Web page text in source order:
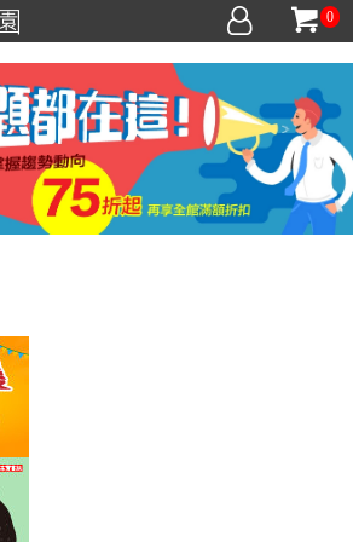
0